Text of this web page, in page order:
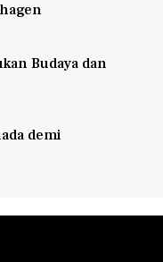
Budaya dan
demi